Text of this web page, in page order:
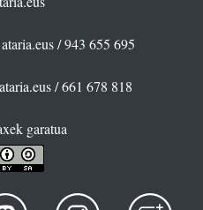
/ 943 655 695
/ 661 678 818
garatua